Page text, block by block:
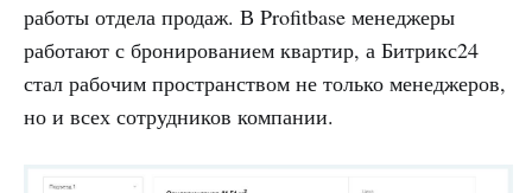
работы отдела продаж. В Profitbase менеджеры
работают с бронированием квартир, а Битрикс24
стал рабочим пространством не только менеджеров,
но и всех сотрудников компании.